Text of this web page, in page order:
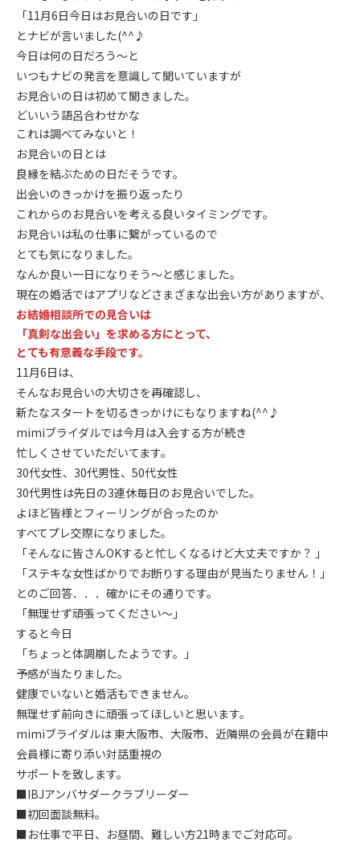
「11月6日今日はお見合いの日です」
とナビが言いました(^^♪
今日は何の日だろう～と
いつもナビの発言を意識して聞いていますが
お見合いの日は初めて聞きました。
どいいう語呂合わせかな
これは調べてみないと！
お見合いの日とは
良縁を結ぶための日だそうです。
出会いのきっかけを振り返ったり
これからのお見合いを考える良いタイミングです。
お見合いは私の仕事に繋がっているので
とても気になりました。
なんか良い一日になりそう～と感じました。
現在の婚活ではアプリなどさまざまな出会い方がありますが、
お結婚相談所での見合いは
「真剣な出会い」を求める方にとって、
とても有意義な手段です。
11月6日は、
そんなお見合いの大切さを再確認し、
新たなスタートを切るきっかけにもなりますね(^^♪
mimiブライダルでは今月は入会する方が続き
忙しくさせていただいてます。
30代女性、30代男性、50代女性
30代男性は先日の3連休毎日のお見合いでした。
よほど皆様とフィーリングが合ったのか
すべてプレ交際になりました。
「そんなに皆さんOKすると忙しくなるけど大丈夫ですか？ 」
「ステキな女性ばかりでお断りする理由が見当たりません！」
とのご回答．．．確かにその通りです。
「無理せず頑張ってください～」
すると今日
「ちょっと体調崩したようです。」
予感が当たりました。
健康でいないと婚活もできません。
無理せず前向きに頑張ってほしいと思います。
mimiブライダルは 東大阪市、大阪市、近隣県の会員が在籍中
会員様に寄り添い対話重視の
サポートを致します。
■IBJアンバサダークラブリーダー
■初回面談無料。
■お仕事で平日、お昼間、難しい方21時までご対応可。